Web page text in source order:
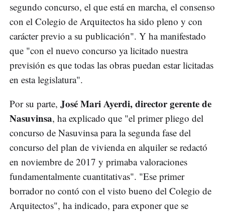
segundo concurso, el que está en marcha, el consenso
con el Colegio de Arquitectos ha sido pleno y con
carácter previo a su publicación". Y ha manifestado
que "con el nuevo concurso ya licitado nuestra
previsión es que todas las obras puedan estar licitadas
en esta legislatura".
Por su parte, José Mari Ayerdi, director gerente de
Nasuvinsa, ha explicado que "el primer pliego del
concurso de Nasuvinsa para la segunda fase del
concurso del plan de vivienda en alquiler se redactó
en noviembre de 2017 y primaba valoraciones
fundamentalmente cuantitativas". "Ese primer
borrador no contó con el visto bueno del Colegio de
Arquitectos", ha indicado, para exponer que se